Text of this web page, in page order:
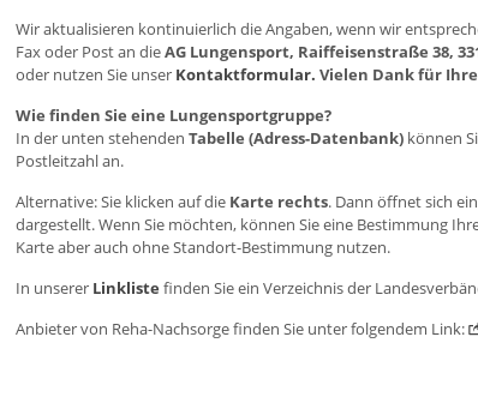
Wir aktualisieren kontinuierlich die Angaben, wenn wir
Fax oder Post an dieAG Lungensport, Raiffeisenstraße 38,
oder nutzen Sie unser Kontaktformular. Vielen Dank für
Wie finden Sie eine Lungensportgruppe?
In der unten stehenden Tabelle (Adress-Datenbank) können
Postleitzahl an.
Alternative: Sie klicken auf die Karte rechts. Dann öffnet sich
dargestellt. Wenn Sie möchten, können Sie eine Bestimmung
Karte aber auch ohne Standort-Bestimmung nutzen.
In unserer Linkliste finden Sie ein Verzeichnis der
Anbieter von Reha-Nachsorge finden Sie unter folgendem Link: